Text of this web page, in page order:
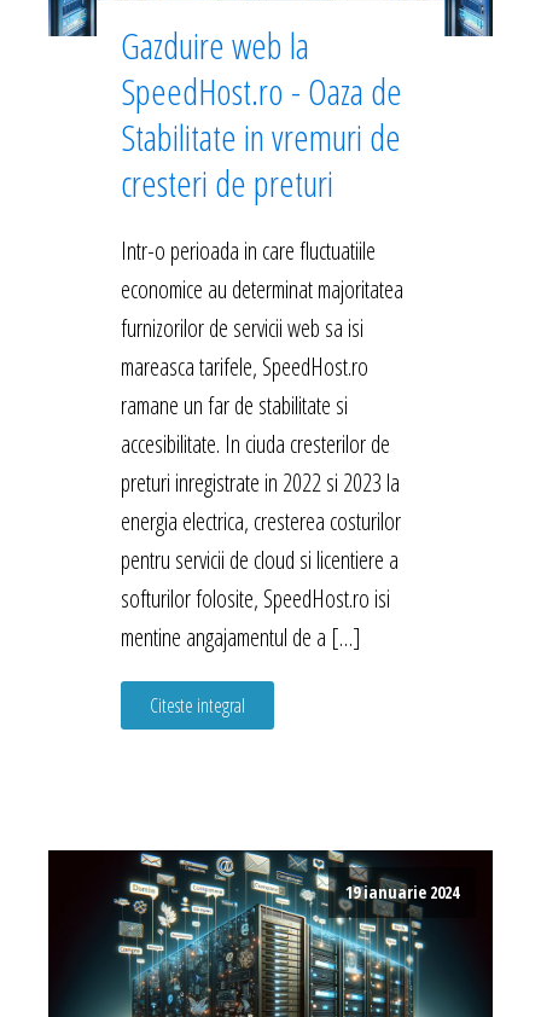
Gazduire web la
SpeedHost.ro - Oaza de
Stabilitate in vremuri de
cresteri de preturi
Intr-o perioada in care fluctuatiile
economice au determinat majoritatea
furnizorilor de servicii web sa isi
mareasca tarifele, SpeedHost.ro
ramane un far de stabilitate si
accesibilitate. In ciuda cresterilor de
preturi inregistrate in 2022 si 2023 la
energia electrica, cresterea costurilor
pentru servicii de cloud si licentiere a
softurilor folosite, SpeedHost.ro isi
mentine angajamentul de a […]
Citeste integral
19 ianuarie 2024